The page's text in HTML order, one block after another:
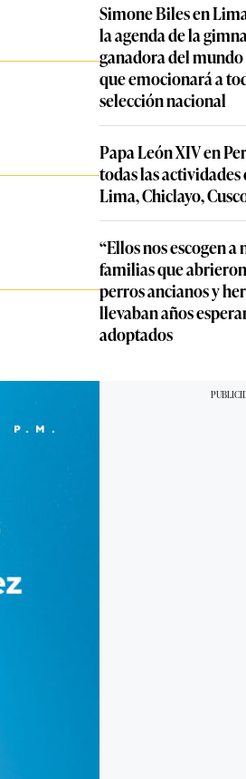
Simone Biles en
la agenda de la
ganadora del
que emocionará a
selección nacional
Papa León XIV en
todas las
Lima, Chiclayo,
“Ellos nos escogen a
familias que
perros ancianos y
llevaban años
adoptados